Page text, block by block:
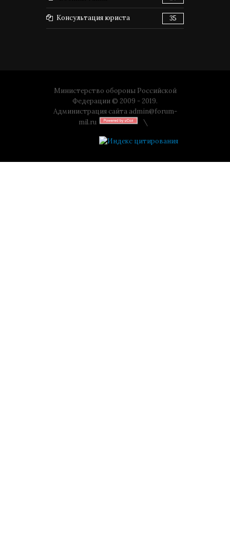
Консультация юриста 35
Министерство обороны Российской
Федерации © 2009 - 2019.
Администрация сайта admin@forum-
mil.ru